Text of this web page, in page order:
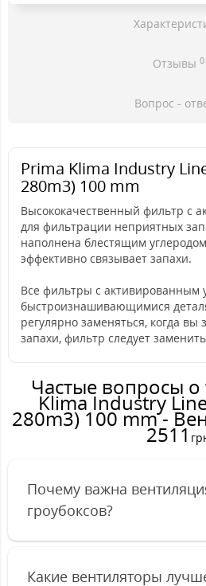
Отзывы 0
Вопрос -
Prima Klima Industry
280m3) 100 mm
Высококачественный фильтр с
для фильтрации неприятных
наполнена блестящим
эффективно связывает запахи.
Все фильтры с активированным
быстроизнашивающимися
регулярно заменяться, когда вы
запахи, фильтр следует
Частые вопросы о
Klima Industry
280m3) 100 mm -
2511
Почему важна
гроубоксов?
Какие вентиляторы